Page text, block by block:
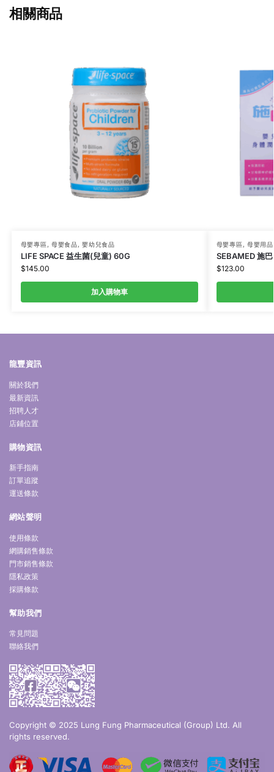
相關商品
母嬰專區, 母嬰食品,嬰幼兒食品
LIFE SPACE 益生菌(兒童) 60G
$145.00
加入購物車
母嬰專區, 母嬰用品
SEBAMED 施
$123.00
龍豐資訊
關於我們
最新資訊
招聘人才
店鋪位置
購物資訊
新手指南
訂單追蹤
運送條款
網站聲明
使用條款
網購銷售條款
門市銷售條款
隱私政策
採購條款
幫助我們
常見問題
聯絡我們
Copyright © 2025 Lung Fung Pharmaceutical (Group) Ltd. All
rights reserved.